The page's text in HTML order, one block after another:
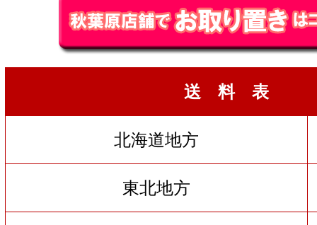
送 料 表
北海道地方
東北地方